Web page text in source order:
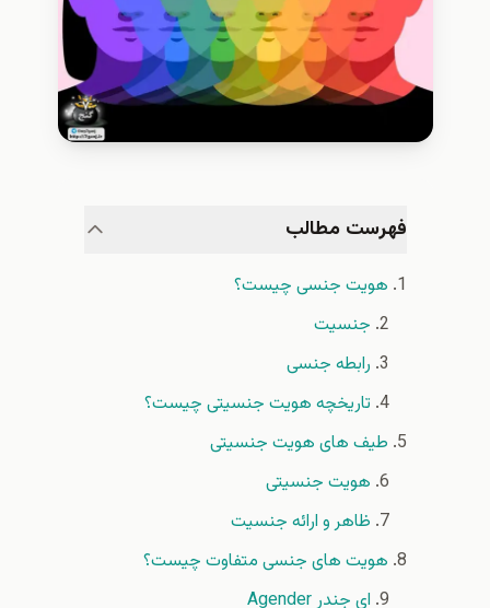
فهرست مطالب
هویت جنسی چیست؟
جنسیت
رابطه جنسی
تاریخچه هویت جنسیتی چیست؟
طیف های هویت جنسیتی
هویت جنسیتی
ظاهر و ارائه جنسیت
هویت های جنسی متفاوت چیست؟
ای جندر Agender